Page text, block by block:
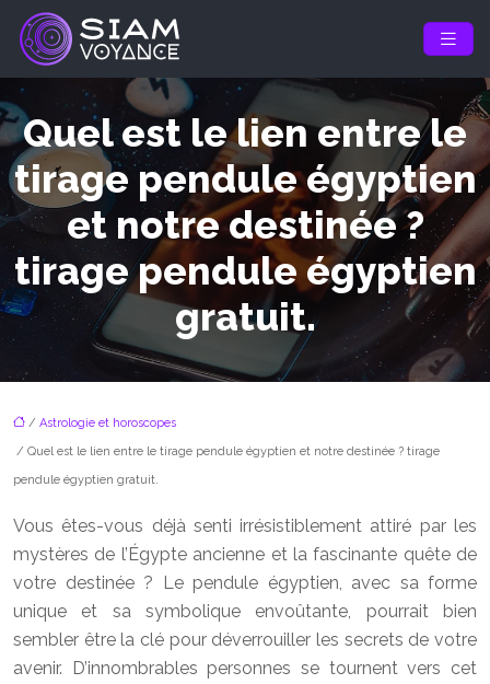
Quel est le lien entre le
tirage pendule égyptien
et notre destinée ?
tirage pendule égyptien
gratuit.
/ Astrologie et horoscopes
/ Quel est le lien entre le tirage pendule égyptien et notre destinée ? tirage
pendule égyptien gratuit.
Vous êtes-vous déjà senti irrésistiblement attiré par les
mystères de l’Égypte ancienne et la fascinante quête de
votre destinée ? Le pendule égyptien, avec sa forme
unique et sa symbolique envoûtante, pourrait bien
sembler être la clé pour déverrouiller les secrets de votre
avenir. D’innombrables personnes se tournent vers cet